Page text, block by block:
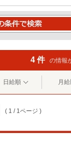
4 件 の情報
日給順 月
( 1 / 1ページ )